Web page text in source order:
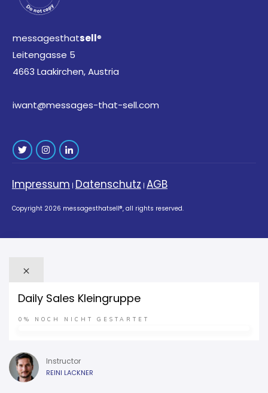
messagesthatsell®
Leitengasse 5
4663 Laakirchen, Austria
iwant@messages-that-sell.com
Impressum | Datenschutz | AGB
Copyright 2026 messagesthatsell®, all rights reserved.
Daily Sales Kleingruppe
0% NOCH NICHT GESTARTET
Instructor
REINI LACKNER